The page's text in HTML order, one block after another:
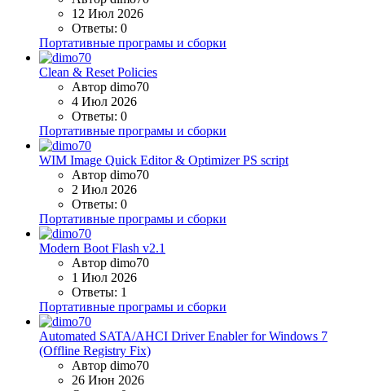
12 Июл 2026
Ответы: 0
Портативные програмы и сборки
Clean & Reset Policies
Автор dimo70
4 Июл 2026
Ответы: 0
Портативные програмы и сборки
WIM Image Quick Editor & Optimizer PS script
Автор dimo70
2 Июл 2026
Ответы: 0
Портативные програмы и сборки
Modern Boot Flash v2.1
Автор dimo70
1 Июл 2026
Ответы: 1
Портативные програмы и сборки
Automated SATA/AHCI Driver Enabler for Windows 7
(Offline Registry Fix)
Автор dimo70
26 Июн 2026